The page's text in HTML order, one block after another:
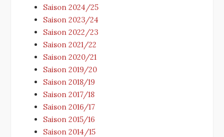
Saison 2024/25
Saison 2023/24
Saison 2022/23
Saison 2021/22
Saison 2020/21
Saison 2019/20
Saison 2018/19
Saison 2017/18
Saison 2016/17
Saison 2015/16
Saison 2014/15